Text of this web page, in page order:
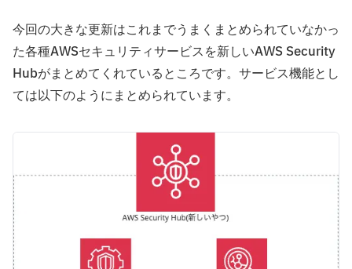
今回の大きな更新はこれまでうまくまとめられていなかっ
た各種AWSセキュリティサービスを新しいAWS Security
Hubがまとめてくれているところです。サービス機能とし
ては以下のようにまとめられています。